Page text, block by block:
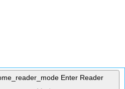
Enter Reader